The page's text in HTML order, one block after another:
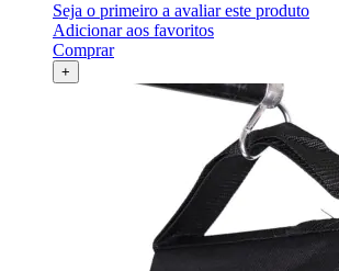
Waywel
Seja o primeiro a avaliar este produto
Adicionar aos favoritos
Comprar
+